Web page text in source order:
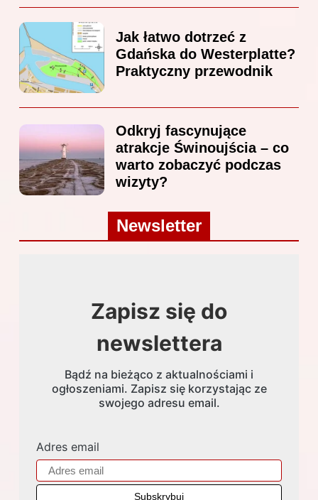
Jak łatwo dotrzeć z
Gdańska do Westerplatte?
Praktyczny przewodnik
Odkryj fascynujące
atrakcje Świnoujścia – co
warto zobaczyć podczas
wizyty?
Newsletter
Zapisz się do
newslettera
Bądź na bieżąco z aktualnościami i
ogłoszeniami. Zapisz się korzystając ze
swojego adresu email.
Adres email